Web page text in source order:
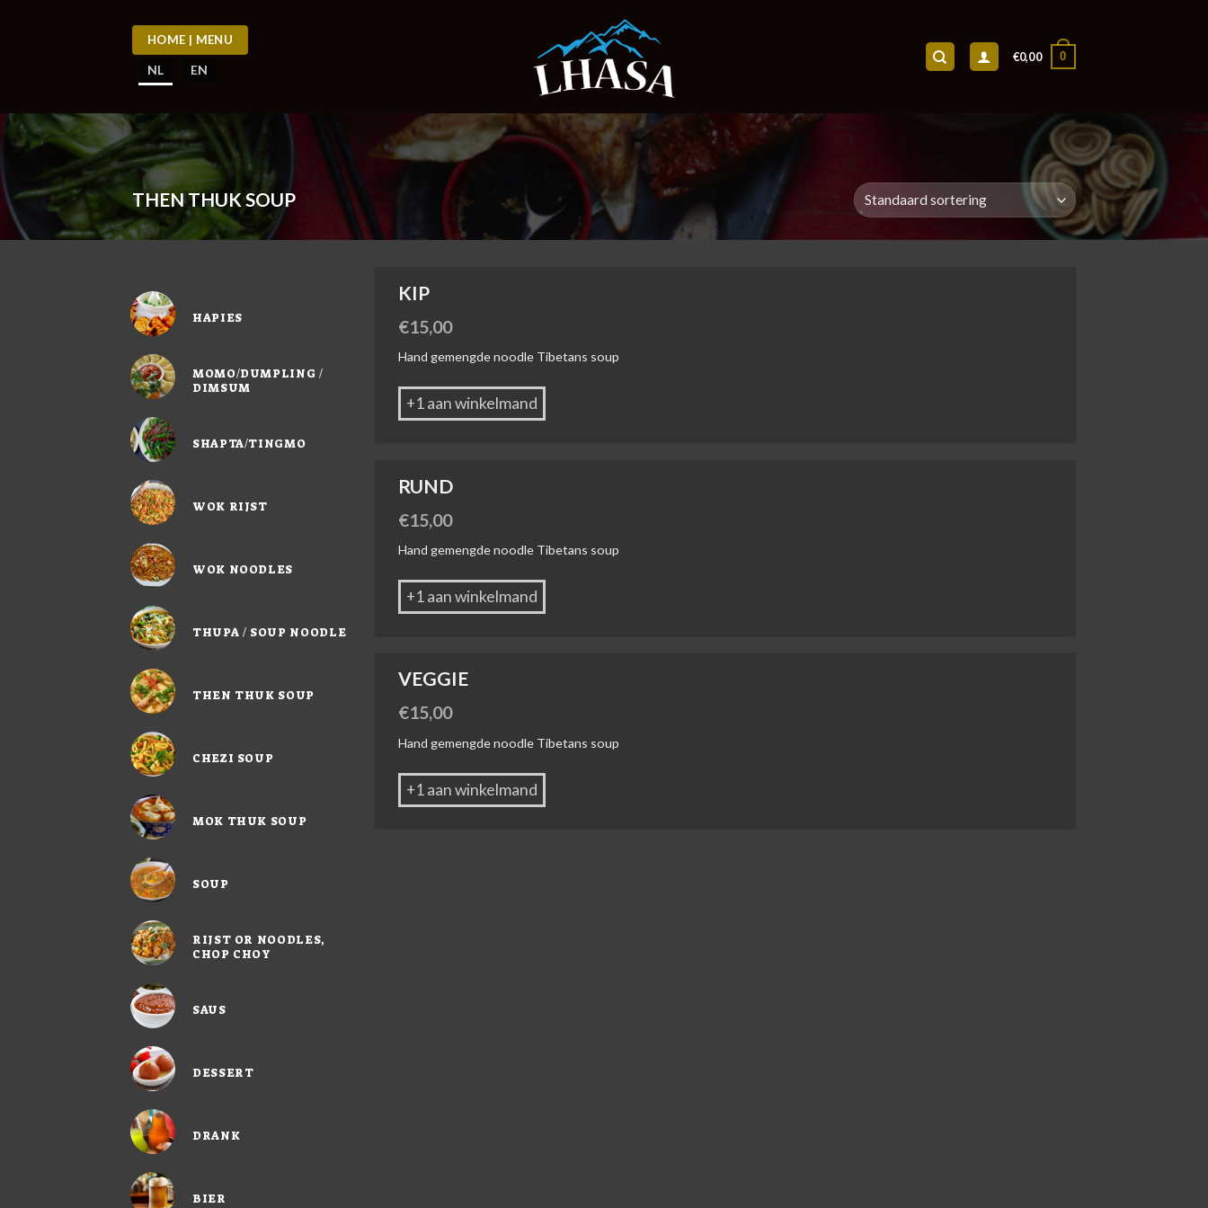
HOME | MENU
NL EN
€0,00 0
THEN THUK SOUP
HAPIES
MOMO/DUMPLING /
DIMSUM
SHAPTA/TINGMO
WOK RIJST
WOK NOODLES
THUPA / SOUP NOODLE
THEN THUK SOUP
CHEZI SOUP
MOK THUK SOUP
SOUP
RIJST OR NOODLES,
CHOP CHOY
SAUS
DESSERT
DRANK
BIER
KIP
€15,00
Hand gemengde noodle Tibetans soup
+1 aan winkelmand
RUND
€15,00
Hand gemengde noodle Tibetans soup
+1 aan winkelmand
VEGGIE
€15,00
Hand gemengde noodle Tibetans soup
+1 aan winkelmand